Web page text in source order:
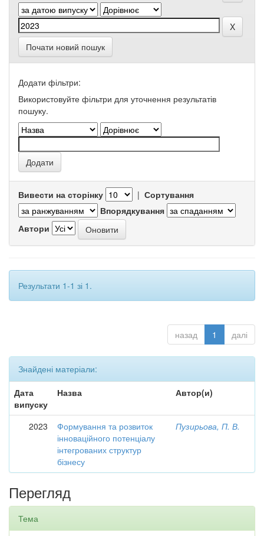
Почати новий пошук
Додати фільтри:
Використовуйте фільтри для уточнення результатів
пошуку.
Вивести на сторінку | Сортування
Впорядкування
Автори
Результати 1-1 зі 1.
назад 1 далі
Знайдені матеріали:
Дата
випуску
Назва Автор(и)
2023
Формування та розвиток
інноваційного потенціалу
інтегрованих структур
бізнесу
Пузирьова, П. В.
Перегляд
Тема